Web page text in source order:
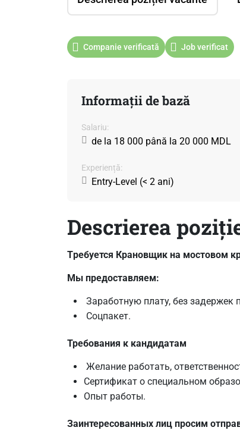
Companie verificată Job verificat
Informații de bază
Salariu:
de la 18 000 până la 20 000 MDL
Experiență:
Entry-Level (< 2 ani)
Descrierea
Tребуется Крановщик на мостовом
Мы предоставляем:
Заработную плату, без задержек
Соцпакет.
Требования к кандидатам
Желание работать,
Сертификат о специальном
Опыт работы.
Заинтересованных лиц просим